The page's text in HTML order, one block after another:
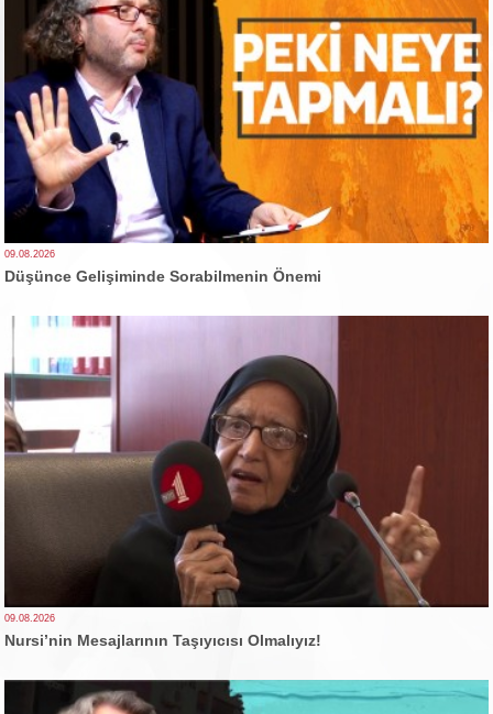
09.08.2026
Düşünce Gelişiminde Sorabilmenin Önemi
09.08.2026
Nursi’nin Mesajlarının Taşıyıcısı Olmalıyız!